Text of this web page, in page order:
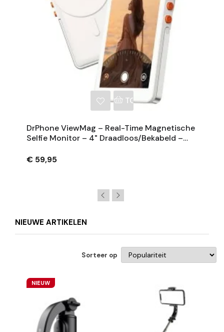
TOEVOEGEN AAN
DrPhone ViewMag – Real-Time Magnetische
Selfie Monitor – 4" Draadloos/Bekabeld –
€ 59,95
NIEUWE ARTIKELEN
Sorteer op
NIEUW